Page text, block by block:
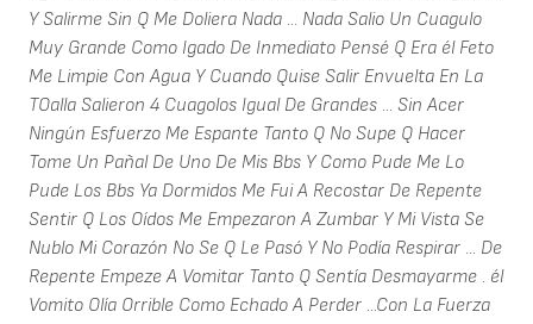
Y Salirme Sin Q Me Doliera Nada ... Nada Salio Un Cuagulo
Muy Grande Como Igado De Inmediato Pensé Q Era él Feto
Me Limpie Con Agua Y Cuando Quise Salir Envuelta En La
TOalla Salieron 4 Cuagolos Igual De Grandes ... Sin Acer
Ningún Esfuerzo Me Espante Tanto Q No Supe Q Hacer
Tome Un Pañal De Uno De Mis Bbs Y Como Pude Me Lo
Pude Los Bbs Ya Dormidos Me Fui A Recostar De Repente
Sentir Q Los Oídos Me Empezaron A Zumbar Y Mi Vista Se
Nublo Mi Corazón No Se Q Le Pasó Y No Podía Respirar ... De
Repente Empeze A Vomitar Tanto Q Sentía Desmayarme . él
Vomito Olía Orrible Como Echado A Perder ...Con La Fuerza